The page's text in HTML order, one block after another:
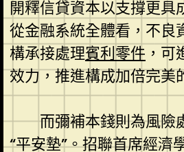
開釋信貸資本以支撐更具
從金融系統全體看，不良
構承接處理賓利零件 ，
效力，推進構成加倍完美
而彌補本錢則為風險
“平安墊”。招聯首席經濟